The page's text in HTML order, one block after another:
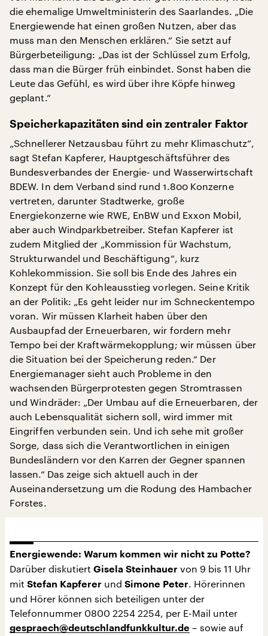
die ehemalige Umweltministerin des Saarlandes. „Die
Energiewende hat einen großen Nutzen, aber das
muss man den Menschen erklären.“ Sie setzt auf
Bürgerbeteiligung: „Das ist der Schlüssel zum Erfolg,
dass man die Bürger früh einbindet. Sonst haben die
Leute das Gefühl, es wird über ihre Köpfe hinweg
geplant.“
Speicherkapazitäten sind ein zentraler Faktor
„Schnellerer Netzausbau führt zu mehr Klimaschutz“,
sagt Stefan Kapferer, Hauptgeschäftsführer des
Bundesverbandes der Energie- und Wasserwirtschaft
BDEW. In dem Verband sind rund 1.800 Konzerne
vertreten, darunter Stadtwerke, große
Energiekonzerne wie RWE, EnBW und Exxon Mobil,
aber auch Windparkbetreiber. Stefan Kapferer ist
zudem Mitglied der „Kommission für Wachstum,
Strukturwandel und Beschäftigung“, kurz
Kohlekommission. Sie soll bis Ende des Jahres ein
Konzept für den Kohleausstieg vorlegen. Seine Kritik
an der Politik: „Es geht leider nur im Schneckentempo
voran. Wir müssen Klarheit haben über den
Ausbaupfad der Erneuerbaren, wir fordern mehr
Tempo bei der Kraftwärmekopplung; wir müssen über
die Situation bei der Speicherung reden.“ Der
Energiemanager sieht auch Probleme in den
wachsenden Bürgerprotesten gegen Stromtrassen
und Windräder: „Der Umbau auf die Erneuerbaren, der
auch Lebensqualität sichern soll, wird immer mit
Eingriffen verbunden sein. Und ich sehe mit großer
Sorge, dass sich die Verantwortlichen in einigen
Bundesländern vor den Karren der Gegner spannen
lassen.“ Das zeige sich aktuell auch in der
Auseinandersetzung um die Rodung des Hambacher
Forstes.
Energiewende: Warum kommen wir nicht zu Potte?
Darüber diskutiert Gisela Steinhauer von 9 bis 11 Uhr
mit Stefan Kapferer und Simone Peter. Hörerinnen
und Hörer können sich beteiligen unter der
Telefonnummer 0800 2254 2254, per E-Mail unter
gespraech@deutschlandfunkkultur.de – sowie auf